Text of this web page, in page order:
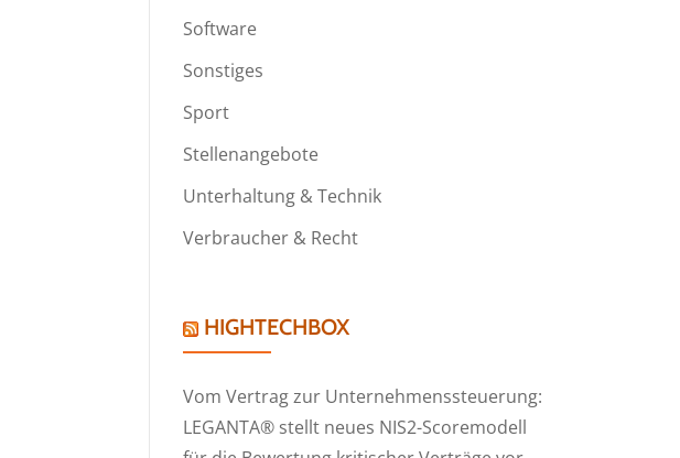
Software
Sonstiges
Sport
Stellenangebote
Unterhaltung & Technik
Verbraucher & Recht
HIGHTECHBOX
Vom Vertrag zur Unternehmenssteuerung:
LEGANTA® stellt neues NIS2-Scoremodell